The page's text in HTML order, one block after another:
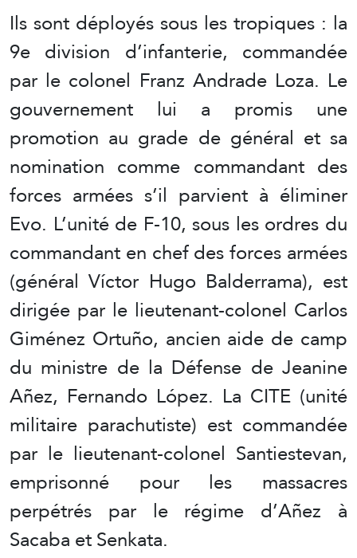
Ils sont déployés sous les tropiques : la
9e division d’infanterie, commandée
par le colonel Franz Andrade Loza. Le
gouvernement lui a promis une
promotion au grade de général et sa
nomination comme commandant des
forces armées s’il parvient à éliminer
Evo. L’unité de F-10, sous les ordres du
commandant en chef des forces armées
(général Víctor Hugo Balderrama), est
dirigée par le lieutenant-colonel Carlos
Giménez Ortuño, ancien aide de camp
du ministre de la Défense de Jeanine
Añez, Fernando López. La CITE (unité
militaire parachutiste) est commandée
par le lieutenant-colonel Santiestevan,
emprisonné pour les massacres
perpétrés par le régime d’Añez à
Sacaba et Senkata.